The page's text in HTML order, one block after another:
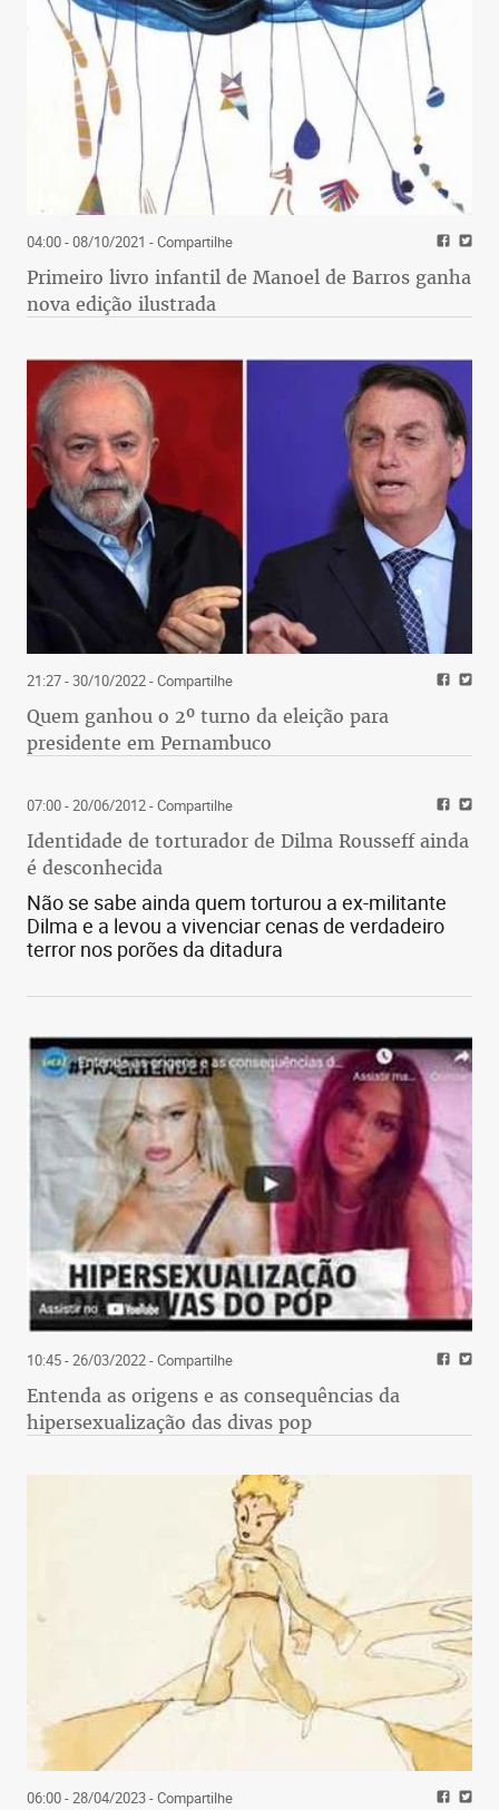
04:00 - 08/10/2021 - Compartilhe
Primeiro livro infantil de Manoel de Barros ganha
nova edição ilustrada
21:27 - 30/10/2022- Compartilhe
Quem ganhou o 2º turno da eleição para
presidente em Pernambuco
07:00 - 20/06/2012- Compartilhe
Identidade de torturador de Dilma Rousseff ainda
é desconhecida
Não se sabe ainda quem torturou a ex-militante
Dilma e a levou a vivenciar cenas de verdadeiro
terror nos porões da ditadura
10:45 - 26/03/2022- Compartilhe
Entenda as origens e as consequências da
hipersexualização das divas pop
06:00 - 28/04/2023- Compartilhe